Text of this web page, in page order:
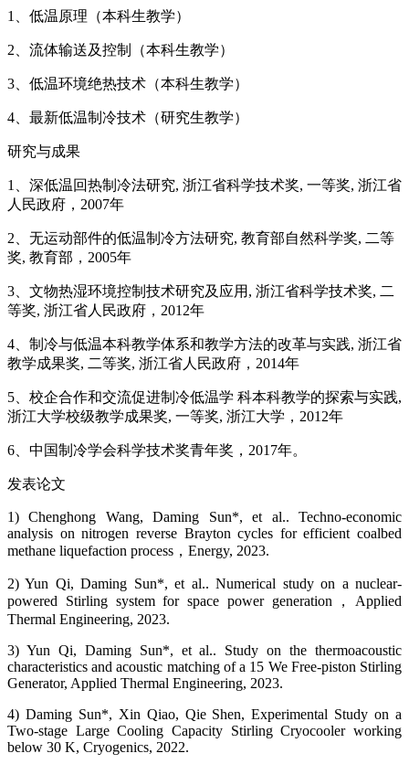
1、低温原理（本科生教学）
2、流体输送及控制（本科生教学）
3、低温环境绝热技术（本科生教学）
4、最新低温制冷技术（研究生教学）
研究与成果
1、深低温回热制冷法研究, 浙江省科学技术奖, 一等奖, 浙江省
人民政府，2007年
2、无运动部件的低温制冷方法研究, 教育部自然科学奖, 二等
奖, 教育部，2005年
3、文物热湿环境控制技术研究及应用, 浙江省科学技术奖, 二
等奖, 浙江省人民政府，2012年
4、制冷与低温本科教学体系和教学方法的改革与实践, 浙江省
教学成果奖, 二等奖, 浙江省人民政府，2014年
5、校企合作和交流促进制冷低温学 科本科教学的探索与实践,
浙江大学校级教学成果奖, 一等奖, 浙江大学，2012年
6、中国制冷学会科学技术奖青年奖，2017年。
发表论文
1) Chenghong Wang, Daming Sun*, et al.. Techno-economic
analysis on nitrogen reverse Brayton cycles for efficient coalbed
methane liquefaction process，Energy, 2023.
2) Yun Qi, Daming Sun*, et al.. Numerical study on a nuclear-
powered Stirling system for space power generation，Applied
Thermal Engineering, 2023.
3) Yun Qi, Daming Sun*, et al.. Study on the thermoacoustic
characteristics and acoustic matching of a 15 We Free-piston Stirling
Generator, Applied Thermal Engineering, 2023.
4) Daming Sun*, Xin Qiao, Qie Shen, Experimental Study on a
Two-stage Large Cooling Capacity Stirling Cryocooler working
below 30 K, Cryogenics, 2022.